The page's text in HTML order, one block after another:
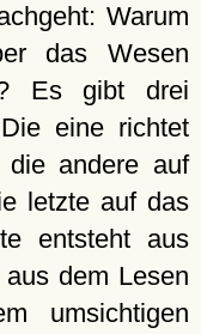
Warum
das Wesen
Es gibt drei
eine richtet
andere auf
letzte auf das
entsteht aus
dem Lesen
umsichtigen